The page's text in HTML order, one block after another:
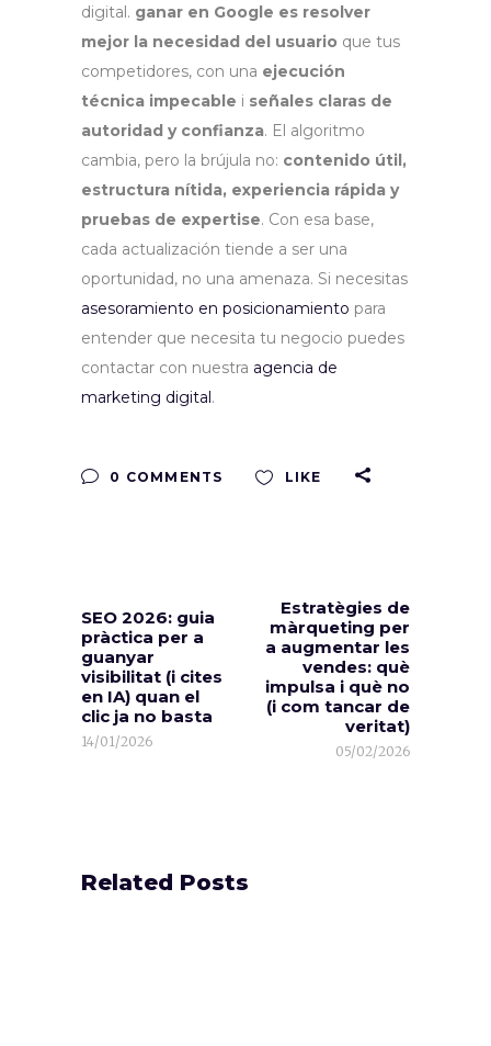
digital. ganar en Google es resolver
mejor la necesidad del usuario que tus
competidores, con una ejecución
técnica impecable i señales claras de
autoridad y confianza. El algoritmo
cambia, pero la brújula no: contenido útil,
estructura nítida, experiencia rápida y
pruebas de expertise. Con esa base,
cada actualización tiende a ser una
oportunidad, no una amenaza. Si necesitas
asesoramiento en posicionamiento para
entender que necesita tu negocio puedes
contactar con nuestra agencia de
marketing digital.
0 COMMENTS LIKE
SEO 2026: guia
pràctica per a
guanyar
visibilitat (i cites
en IA) quan el
clic ja no basta
14/01/2026
Estratègies de
màrqueting per
a augmentar les
vendes: què
impulsa i què no
(i com tancar de
veritat)
05/02/2026
Related Posts